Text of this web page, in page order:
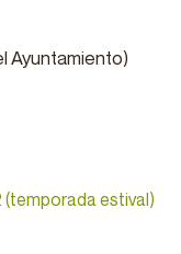
Ayuntamiento)
estival)